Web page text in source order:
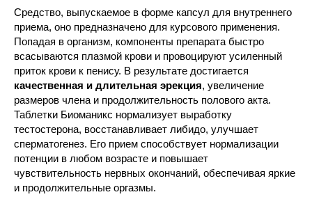
Средство, выпускаемое в форме капсул для внутреннего
приема, оно предназначено для курсового применения.
Попадая в организм, компоненты препарата быстро
всасываются плазмой крови и провоцируют усиленный
приток крови к пенису. В результате достигается
качественная и длительная эрекция, увеличение
размеров члена и продолжительность полового акта.
Таблетки Биоманикс нормализует выработку
тестостерона, восстанавливает либидо, улучшает
сперматогенез. Его прием способствует нормализации
потенции в любом возрасте и повышает
чувствительность нервных окончаний, обеспечивая яркие
и продолжительные оргазмы.